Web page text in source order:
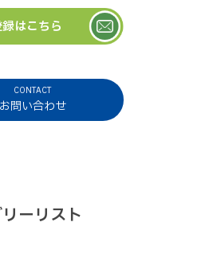
はこちら
CONTACT
お問い合わせ
ーリスト